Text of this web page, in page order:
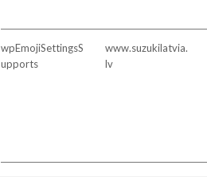
wpEmojiSettingsS
upports
www.suzukilatvia.
lv